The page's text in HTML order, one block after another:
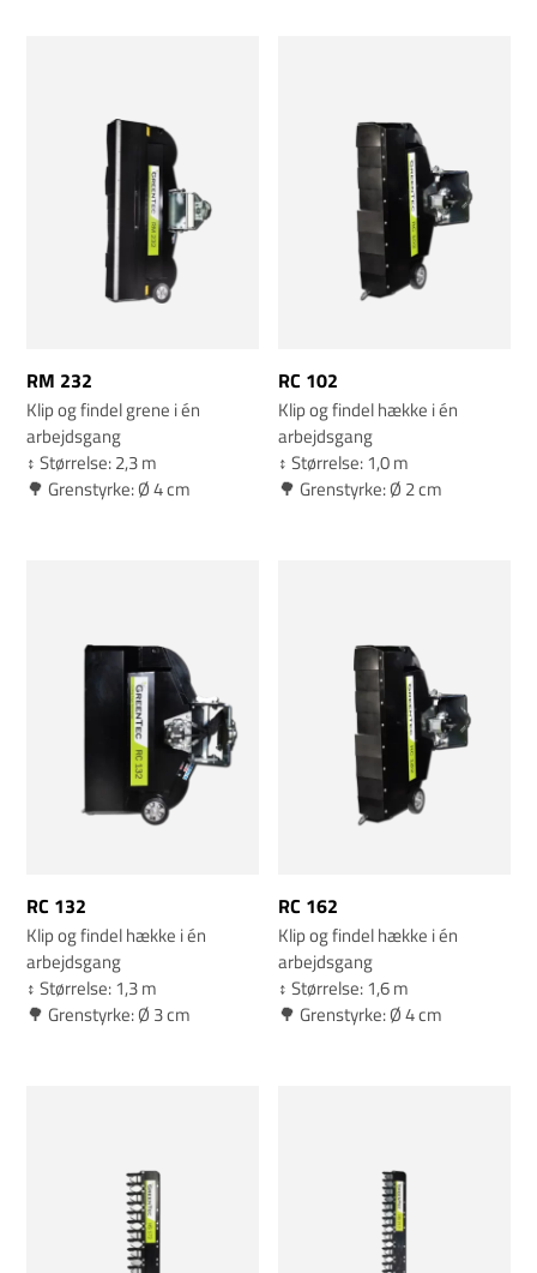
RM 232
Klip og findel grene i én
arbejdsgang
↕️ Størrelse: 2,3 m
🌳 Grenstyrke: Ø 4 cm
RC 102
Klip og findel hække i én
arbejdsgang
↕️ Størrelse: 1,0 m
🌳 Grenstyrke: Ø 2 cm
RC 132
Klip og findel hække i én
arbejdsgang
↕️ Størrelse: 1,3 m
🌳 Grenstyrke: Ø 3 cm
RC 162
Klip og findel hække i én
arbejdsgang
↕️ Størrelse: 1,6 m
🌳 Grenstyrke: Ø 4 cm